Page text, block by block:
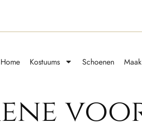
Home Kostuums Schoenen